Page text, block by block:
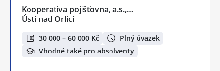
Kooperativa pojišťovna, a.s.,…
Ústí nad Orlicí
30 000 – 60 000 Kč
Plný úvazek
Vhodné také pro absolventy